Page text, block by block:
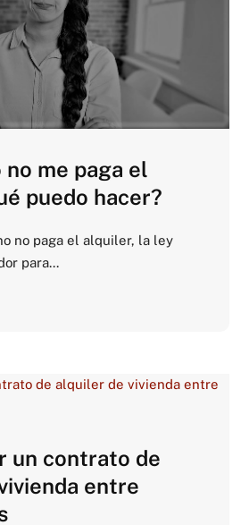
me paga el
puedo hacer?
no paga el alquiler, la ley
para...
un contrato de
entre